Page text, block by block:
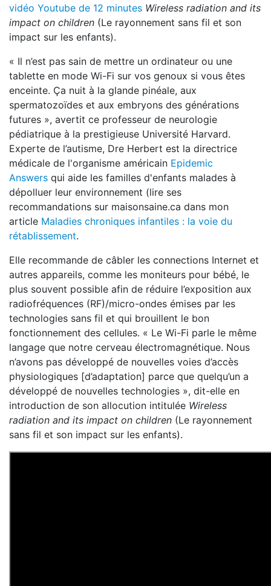
vidéo Youtube de 12 minutes Wireless radiation and its
impact on children (Le rayonnement sans fil et son
impact sur les enfants).
« Il n’est pas sain de mettre un ordinateur ou une
tablette en mode Wi-Fi sur vos genoux si vous êtes
enceinte. Ça nuit à la glande pinéale, aux
spermatozoïdes et aux embryons des générations
futures », avertit ce professeur de neurologie
pédiatrique à la prestigieuse Université Harvard.
Experte de l’autisme, Dre Herbert est la directrice
médicale de l'organisme américain Epidemic
Answers qui aide les familles d'enfants malades à
dépolluer leur environnement (lire ses
recommandations sur maisonsaine.ca dans mon
article Maladies chroniques infantiles : la voie du
rétablissement.
Elle recommande de câbler les connections Internet et
autres appareils, comme les moniteurs pour bébé, le
plus souvent possible afin de réduire l’exposition aux
radiofréquences (RF)/micro-ondes émises par les
technologies sans fil et qui brouillent le bon
fonctionnement des cellules. « Le Wi-Fi parle le même
langage que notre cerveau électromagnétique. Nous
n’avons pas développé de nouvelles voies d’accès
physiologiques [d’adaptation] parce que quelqu’un a
développé de nouvelles technologies », dit-elle en
introduction de son allocution intitulée Wireless
radiation and its impact on children (Le rayonnement
sans fil et son impact sur les enfants).